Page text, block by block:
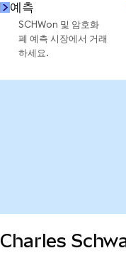
예측
SCHWon 및 암호화
폐 예측 시장에서 거래
하세요.
Charles